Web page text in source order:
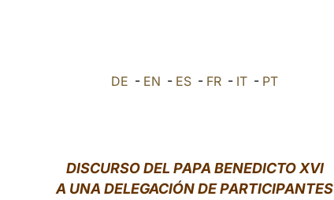
DE - EN - ES - FR - IT - PT
DISCURSO DEL PAPA BENEDICTO XVI
A UNA DELEGACIÓN DE PARTICIPANTES